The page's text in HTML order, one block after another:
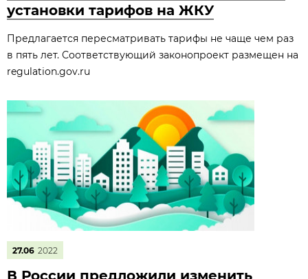
установки тарифов на ЖКУ
Предлагается пересматривать тарифы не чаще чем раз
в пять лет. Соответствующий законопроект размещен на
regulation.gov.ru
27.06 2022
В России предложили изменить